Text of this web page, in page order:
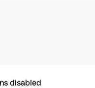
disabled